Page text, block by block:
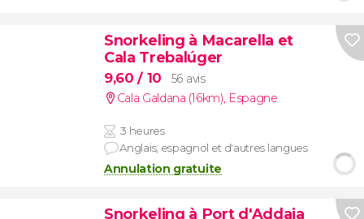
Snorkeling à Macarella et
Cala Trebalúger
9,60/ 10
56 avis
Cala Galdana (16km), Espagne
3 heures
Anglais, espagnol et d'autres langues
Annulation gratuite
Snorkeling à Port d'Addaia